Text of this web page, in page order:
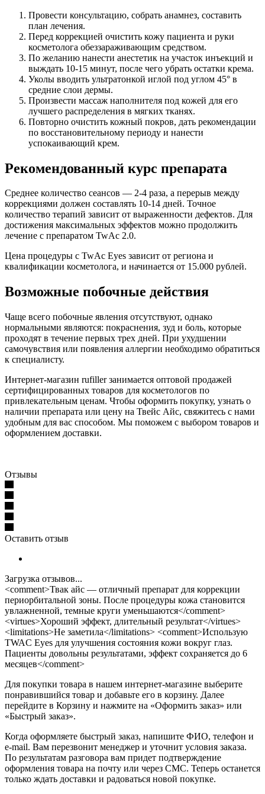
Провести консультацию, собрать анамнез, составить
план лечения.
Перед коррекцией очистить кожу пациента и руки
косметолога обеззараживающим средством.
По желанию нанести анестетик на участок инъекций и
выждать 10-15 минут, после чего убрать остатки крема.
Уколы вводить ультратонкой иглой под углом 45° в
средние слои дермы.
Произвести массаж наполнителя под кожей для его
лучшего распределения в мягких тканях.
Повторно очистить кожный покров, дать рекомендации
по восстановительному периоду и нанести
успокаивающий крем.
Рекомендованный курс препарата
Среднее количество сеансов — 2-4 раза, а перерыв между
коррекциями должен составлять 10-14 дней. Точное
количество терапий зависит от выраженности дефектов. Для
достижения максимальных эффектов можно продолжить
лечение с препаратом TwAc 2.0.
Цена процедуры с TwAc Eyes зависит от региона и
квалификации косметолога, и начинается от 15.000 рублей.
Возможные побочные действия
Чаще всего побочные явления отсутствуют, однако
нормальными являются: покраснения, зуд и боль, которые
проходят в течение первых трех дней. При ухудшении
самочувствия или появления аллергии необходимо обратиться
к специалисту.
Интернет-магазин rufiller занимается оптовой продажей
сертифицированных товаров для косметологов по
привлекательным ценам. Чтобы оформить покупку, узнать о
наличии препарата или цену на Твейс Айс, свяжитесь с нами
удобным для вас способом. Мы поможем с выбором товаров и
оформлением доставки.
Отзывы
Оставить отзыв
Загрузка отзывов...
<comment>Твак айс — отличный препарат для коррекции
периорбитальной зоны. После процедуры кожа становится
увлажненной, темные круги уменьшаются</comment>
<virtues>Хороший эффект, длительный результат</virtues>
<limitations>Не заметила</limitations> <comment>Использую
TWAC Eyes для улучшения состояния кожи вокруг глаз.
Пациенты довольны результатами, эффект сохраняется до 6
месяцев</comment>
Для покупки товара в нашем интернет-магазине выберите
понравившийся товар и добавьте его в корзину. Далее
перейдите в Корзину и нажмите на «Оформить заказ» или
«Быстрый заказ».
Когда оформляете быстрый заказ, напишите ФИО, телефон и
e-mail. Вам перезвонит менеджер и уточнит условия заказа.
По результатам разговора вам придет подтверждение
оформления товара на почту или через СМС. Теперь останется
только ждать доставки и радоваться новой покупке.